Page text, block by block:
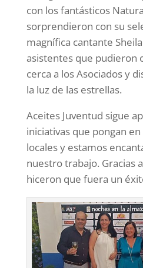
con los fantásticos
sorprendieron con su
magnífica cantante
asistentes que pudieron
cerca a los Asociados y
la luz de las estrellas.
Aceites Juventud sigue
iniciativas que pongan
locales y estamos
nuestro trabajo. Gracias
hiceron que fuera un